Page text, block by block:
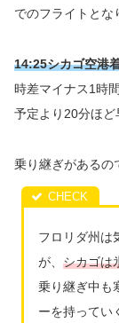
でのフライトとな
14:25シカゴ空港
時差マイナス1時
予定より20分ほ
乗り継ぎがあるの
フロリダ州は
が、シカゴは
乗り継ぎ中も
ーを持ってい